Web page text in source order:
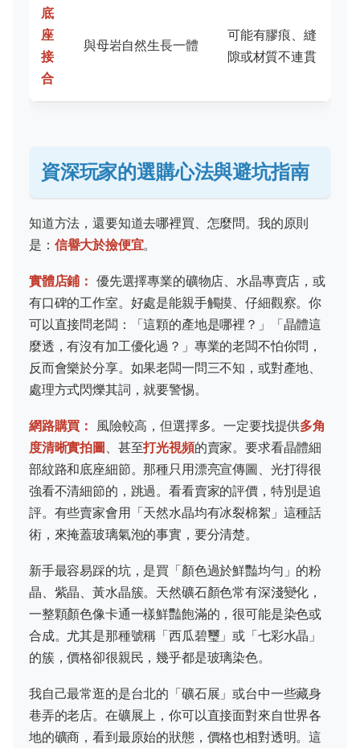
底
座
接
合
與母岩自然生長一體
可能有膠痕、縫
隙或材質不連貫
資深玩家的選購心法與避坑指南
知道方法，還要知道去哪裡買、怎麼問。我的原則
是： 信譽大於撿便宜。
實體店鋪： 優先選擇專業的礦物店、水晶專賣店，或
有口碑的工作室。好處是能親手觸摸、仔細觀察。你
可以直接問老闆：「這顆的產地是哪裡？」「晶體這
麼透，有沒有加工優化過？」專業的老闆不怕你問，
反而會樂於分享。如果老闆一問三不知，或對產地、
處理方式閃爍其詞，就要警惕。
網路購買： 風險較高，但選擇多。一定要找提供多角
度清晰實拍圖 、甚至打光視頻的賣家。要求看晶體細
部紋路和底座細節。那種只用漂亮宣傳圖、光打得很
強看不清細節的，跳過。看看賣家的評價，特別是追
評。有些賣家會用「天然水晶均有冰裂棉絮」這種話
術，來掩蓋玻璃氣泡的事實，要分清楚。
新手最容易踩的坑，是買「顏色過於鮮豔均勻」的粉
晶、紫晶、黃水晶簇。天然礦石顏色常有深淺變化，
一整顆顏色像卡通一樣鮮豔飽滿的，很可能是染色或
合成。尤其是那種號稱「西瓜碧璽」或「七彩水晶」
的簇，價格卻很親民，幾乎都是玻璃染色。
我自己最常逛的是台北的「礦石展」或台中一些藏身
巷弄的老店。在礦展上，你可以直接面對來自世界各
地的礦商，看到最原始的狀態，價格也相對透明。這